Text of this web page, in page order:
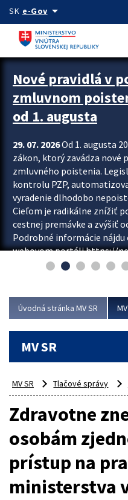
Preskocit na hlavný obsah
SK e-Govarrow_drop_down
Zastavit automatický posun
Nové pravidlá v
zmluvnom
od 1. augusta
29. 07. 2026Od 1. augusta
zákon, ktorý zavádza nové
zmluvného poistenia.
kontrolu PZP,
vyradenie dlhodobo
Cieľom je radikálne znížiť
cestnej premávke a zvýšiť
Podrobné informácie
webovom portáli https://
ktorom od augusta
Úvodná stránka MV SR
MV SR
MV SR Tlačové správy
Zdravotne
osobám
prístup na
ministerstva